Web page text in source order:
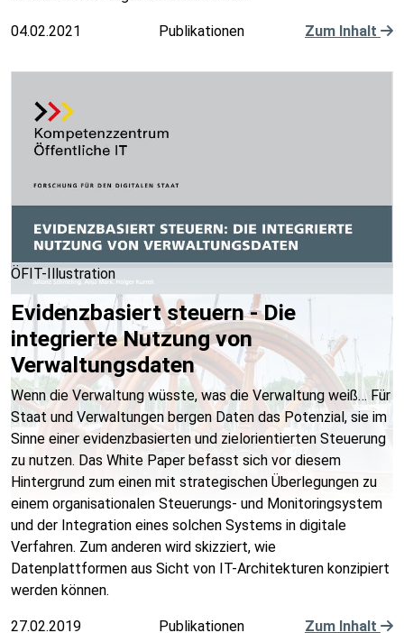
04.02.2021 Publikationen Zum Inhalt
ÖFIT-Illustration
Evidenzbasiert steuern - Die
integrierte Nutzung von
Verwaltungsdaten
Wenn die Verwaltung wüsste, was die Verwaltung weiß… Für
Staat und Verwaltungen bergen Daten das Potenzial, sie im
Sinne einer evidenzbasierten und zielorientierten Steuerung
zu nutzen. Das White Paper befasst sich vor diesem
Hintergrund zum einen mit strategischen Überlegungen zu
einem organisationalen Steuerungs- und Monitoringsystem
und der Integration eines solchen Systems in digitale
Verfahren. Zum anderen wird skizziert, wie
Datenplattformen aus Sicht von IT-Architekturen konzipiert
werden können.
27.02.2019 Publikationen Zum Inhalt